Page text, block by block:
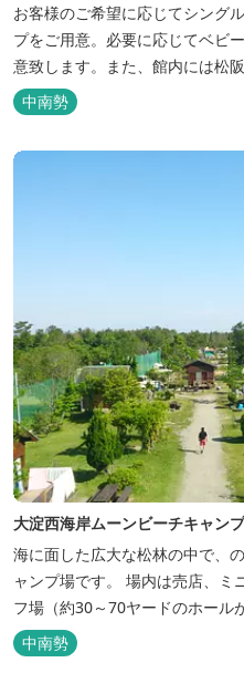
お客様のご希望に応じてシング
プをご用意。必要に応じてベビ
意致します。また、館内には松
ンと喫茶があります。伊勢神宮
の拠点にご利用ください。
中南勢
大淀西海岸ムーンビーチキャン
海に面した広大な松林の中で、
ャンプ場です。 場内は売店、ミ
フ場（約30～70ヤードのホール
あります。 目の前の海では、海水浴など安心して楽しめます。周辺
観光地には、伊勢志摩国立公園
中南勢